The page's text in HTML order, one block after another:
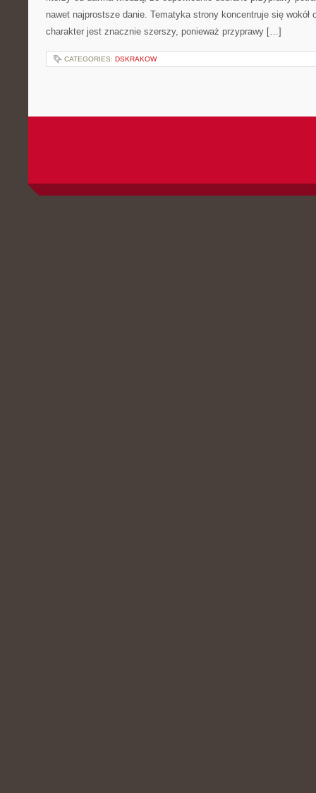
nawet najprostsze danie. Tematyka strony koncentruje się wokół
charakter jest znacznie szerszy, ponieważ przyprawy […]
CATEGORIES: DSKRAKOW